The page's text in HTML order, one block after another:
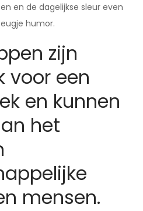
en de dagelijkse sleur even
humor.
zijn
voor een
en kunnen
het
mensen.